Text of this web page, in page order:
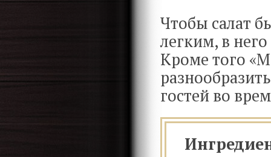
Чтобы салат
легким, в
Кроме того
гостей во